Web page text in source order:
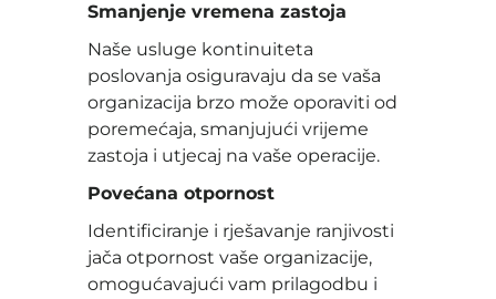
Smanjenje vremena zastoja
Naše usluge kontinuiteta
poslovanja osiguravaju da se vaša
organizacija brzo može oporaviti od
poremećaja, smanjujući vrijeme
zastoja i utjecaj na vaše operacije.
Povećana otpornost
Identificiranje i rješavanje ranjivosti
jača otpornost vaše organizacije,
omogućavajući vam prilagodbu i